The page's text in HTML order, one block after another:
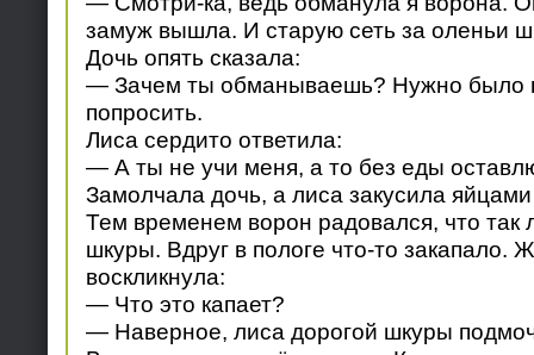
замуж вышла. И старую сеть за оленьи
Дочь опять сказала:
— Зачем ты обманываешь? Нужно было
попросить.
Лиса сердито ответила:
— А ты не учи меня, а то без еды
Замолчала дочь, а лиса закусила
Тем временем ворон радовался, что так
шкуры. Вдруг в пологе что-то закапало.
воскликнула:
— Что это капает?
— Наверное, лиса дорогой шкуры